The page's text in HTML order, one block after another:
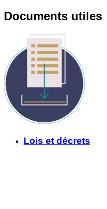
Documents utiles
Lois et décrets